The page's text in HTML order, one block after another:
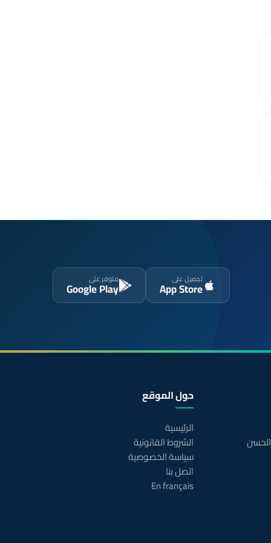
تحميل على
App Store
متوفر على
Google Play
حول الموقع
الرئيسية
الشروط القانونية
سياسة الخصوصية
اتصل بنا
En français